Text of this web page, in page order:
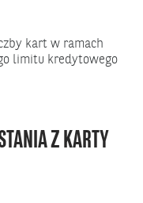
kart w ramach
limitu kredytowego
Z KARTY